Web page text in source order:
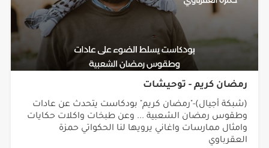
رمضان كريم - توحيشات
(شبكة أجيال)-"رمضان كريم" بودكاست يتحدث عن عادات
وطقوس رمضان الشعبية ... وعن طبخات واكلات حكايات
وامثال ممارسات واغاني يرويها لنا الحكواتي حمزة
العقرباوي